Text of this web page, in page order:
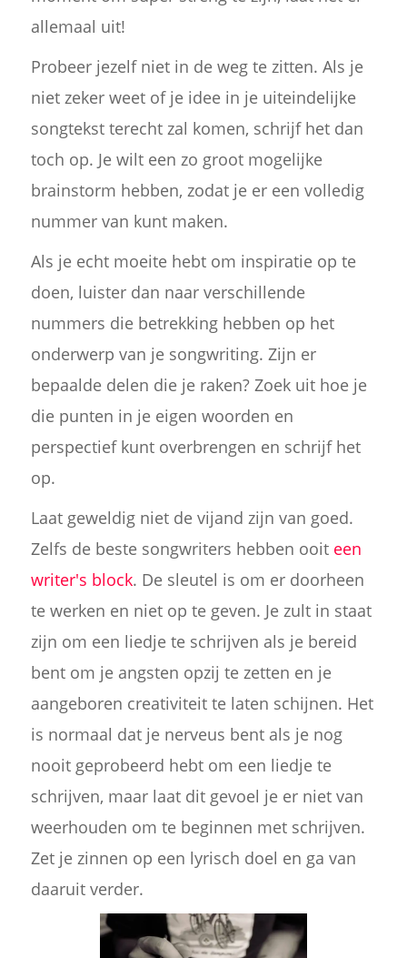
allemaal uit!
Probeer jezelf niet in de weg te zitten. Als je
niet zeker weet of je idee in je uiteindelijke
songtekst terecht zal komen, schrijf het dan
toch op. Je wilt een zo groot mogelijke
brainstorm hebben, zodat je er een volledig
nummer van kunt maken.
Als je echt moeite hebt om inspiratie op te
doen, luister dan naar verschillende
nummers die betrekking hebben op het
onderwerp van je songwriting. Zijn er
bepaalde delen die je raken? Zoek uit hoe je
die punten in je eigen woorden en
perspectief kunt overbrengen en schrijf het
op.
Laat geweldig niet de vijand zijn van goed.
Zelfs de beste songwriters hebben ooit een
writer's block. De sleutel is om er doorheen
te werken en niet op te geven. Je zult in staat
zijn om een liedje te schrijven als je bereid
bent om je angsten opzij te zetten en je
aangeboren creativiteit te laten schijnen. Het
is normaal dat je nerveus bent als je nog
nooit geprobeerd hebt om een liedje te
schrijven, maar laat dit gevoel je er niet van
weerhouden om te beginnen met schrijven.
Zet je zinnen op een lyrisch doel en ga van
daaruit verder.